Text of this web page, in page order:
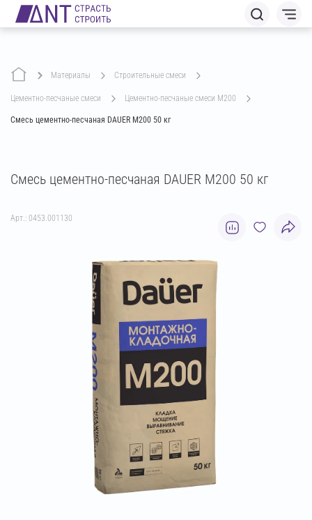
Материалы строительные смеси
цементно-песчаные смеси цементно-песчаные смеси М200
Смесь цементно-песчаная DAUER М200 50 кг
Смесь цементно-песчаная DAUER М200 50 кг
Арт.: 0453.001130